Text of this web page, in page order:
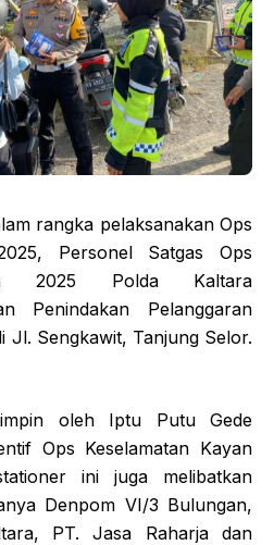
rangka pelaksanakan Ops
Personel Satgas Ops
2025 Polda Kaltara
Penindakan Pelanggaran
Jl. Sengkawit, Tanjung Selor.
oleh Iptu Putu Gede
Ops Keselamatan Kayan
ini juga melibatkan
Denpom VI/3 Bulungan,
PT. Jasa Raharja dan